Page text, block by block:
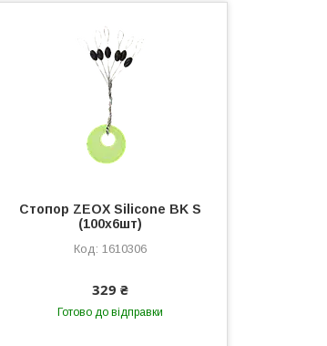
Стопор ZEOX Silicone BK S
(100x6шт)
1610306
329 ₴
Готово до відправки